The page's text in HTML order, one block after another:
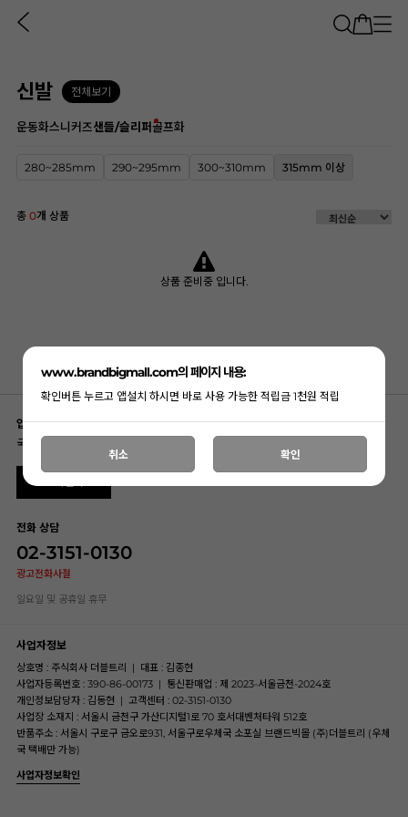
신발 전체보기
운동화스니커즈샌들/슬리퍼골프화
280~285mm 290~295mm 300~310mm 315mm 이상
총 0개 상품
상품 준비중 입니다.
입금계좌
국민은행 069101-04-202813 (주)더블트리
전화 상담
02-3151-0130
광고전화사절
일요일 및 공휴일 휴무
사업자정보
상호명 : 주식회사 더블트리 | 대표 : 김종현
사업자등록번호 : 390-86-00173 | 통신판매업 : 제 2023-서울금천-2024호
개인정보담당자 : 김동현 | 고객센터 : 02-3151-0130
사업장 소재지 : 서울시 금천구 가산디지털1로 70 호서대벤처타워 512호
반품주소 : 서울시 구로구 금오로931, 서울구로우체국 소포실 브랜드빅몰 (주)더블트리 (우체
국 택배만 가능)
사업자정보확인
www.brandbigmall.com의 페이지 내용:
확인버튼 누르고 앱설치 하시면 바로 사용 가능한 적립금 1천원 적립
취소 확인